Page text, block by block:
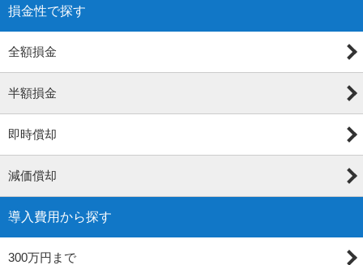
損金性で探す
全額損金
半額損金
即時償却
減価償却
導入費用から探す
300万円まで